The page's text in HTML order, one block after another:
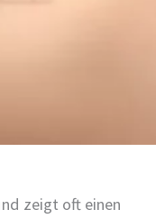
zeigt oft einen